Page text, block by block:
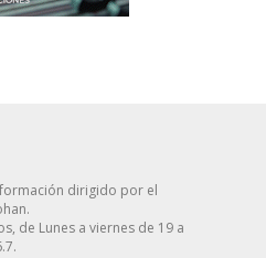
dirigido por el
de Lunes a viernes de 19 a